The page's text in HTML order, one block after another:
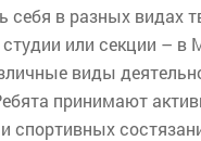
себя в разных видах
или секции –
виды
принимают
спортивных